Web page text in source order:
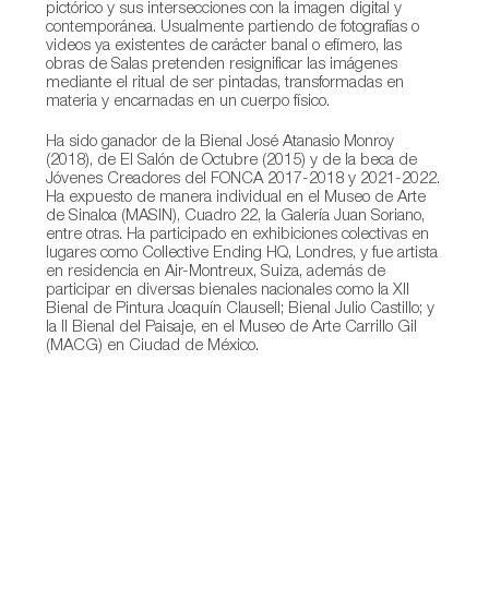
pictórico y sus intersecciones con la imagen digital y
contemporánea. Usualmente partiendo de fotografías o
videos ya existentes de carácter banal o efímero, las
obras de Salas pretenden resignificar las imágenes
mediante el ritual de ser pintadas, transformadas en
materia y encarnadas en un cuerpo físico.
Ha sido ganador de la Bienal José Atanasio Monroy
(2018), de El Salón de Octubre (2015) y de la beca de
Jóvenes Creadores del FONCA 2017-2018 y 2021-2022.
Ha expuesto de manera individual en el Museo de Arte
de Sinaloa (MASIN), Cuadro 22, la Galería Juan Soriano,
entre otras. Ha participado en exhibiciones colectivas en
lugares como Collective Ending HQ, Londres, y fue artista
en residencia en Air-Montreux, Suiza, además de
participar en diversas bienales nacionales como la XII
Bienal de Pintura Joaquín Clausell; Bienal Julio Castillo; y
la II Bienal del Paisaje, en el Museo de Arte Carrillo Gil
(MACG) en Ciudad de México.